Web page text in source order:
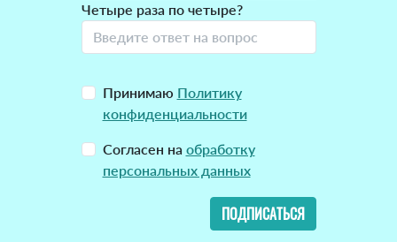
Четыре раза по четыре?
Принимаю Политику
конфиденциальности
Согласен на обработку
персональных данных
ПОДПИСАТЬСЯ